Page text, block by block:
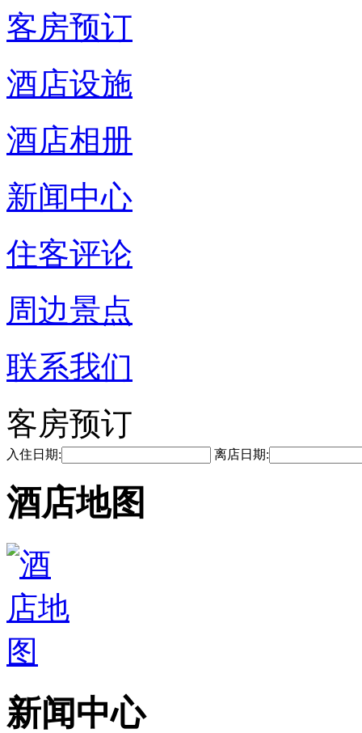
客房预订
酒店设施
酒店相册
新闻中心
住客评论
周边景点
联系我们
客房预订
入住日期: 离店日期:
酒店地图
新闻中心